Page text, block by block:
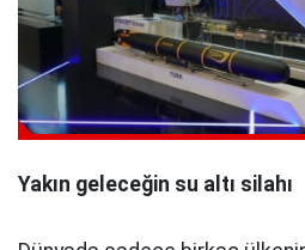
Yakın geleceğin su altı silahı